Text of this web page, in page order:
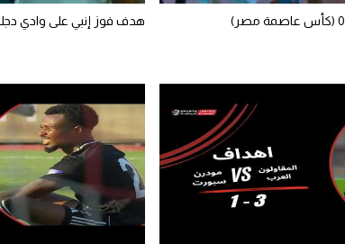
هدف فوز إنبي على وادي دجلة 1-0 (كأس عاصمة